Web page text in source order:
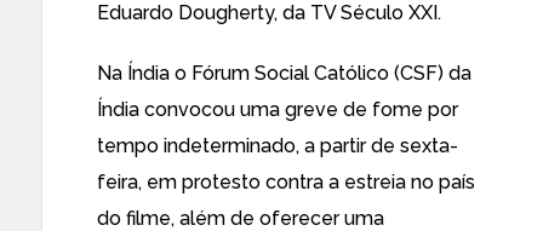
Eduardo Dougherty, da TV Século XXI.
Na Índia o Fórum Social Católico (CSF) da
Índia convocou uma greve de fome por
tempo indeterminado, a partir de sexta-
feira, em protesto contra a estreia no país
do filme, além de oferecer uma